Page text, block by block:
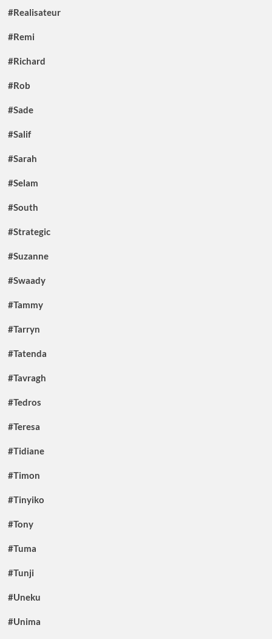
#Realisateur
#Remi
#Richard
#Rob
#Sade
#Salif
#Sarah
#Selam
#South
#Strategic
#Suzanne
#Swaady
#Tammy
#Tarryn
#Tatenda
#Tavragh
#Tedros
#Teresa
#Tidiane
#Timon
#Tinyiko
#Tony
#Tuma
#Tunji
#Uneku
#Unima